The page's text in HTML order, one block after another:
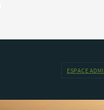
ESPACE